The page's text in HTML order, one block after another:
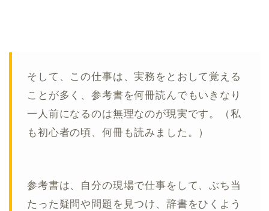
そして、この仕事は、実務をとおして覚える
ことが多く、参考書を何冊読んでもいきなり
一人前になるのは無理なのが現実です。（私
も初心者の頃、何冊も読みました。）
参考書は、自分の現場で仕事をして、ぶち当
たった疑問や問題を見つけ、辞書をひくよう